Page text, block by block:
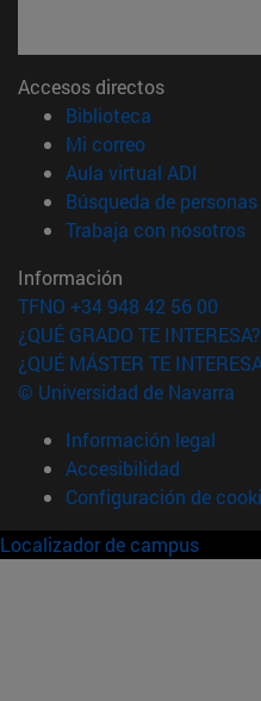
Accesos directos
Biblioteca
Mi correo(abre en
Aula virtual ADI
Búsqueda de personas
Trabaja con nosotros
Información
TFNO +34 948 42 56 00
¿QUÉ GRADO TE INTERESA?
¿QUÉ MÁSTER TE
© Universidad de Navarra
Información legal
Accesibilidad
Configuración de
Localizador de campus